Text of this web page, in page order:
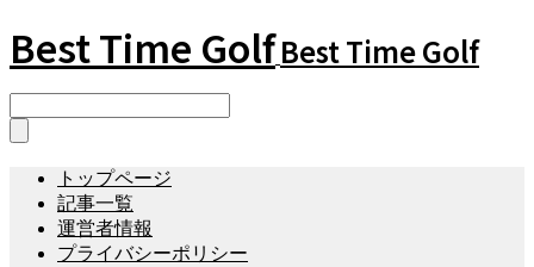
Best Time GolfBest Time Golf
トップページ
記事一覧
運営者情報
プライバシーポリシー